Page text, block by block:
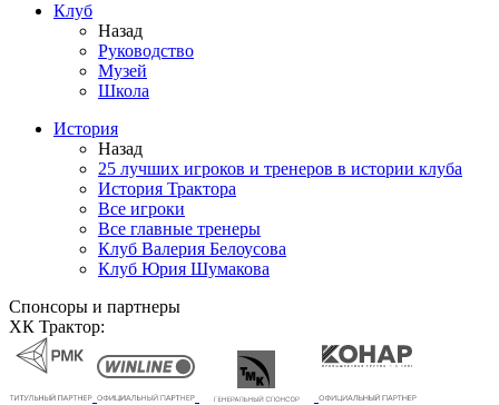
Клуб
Назад
Руководство
Музей
Школа
История
Назад
25 лучших игроков и тренеров в истории клуба
История Трактора
Все игроки
Все главные тренеры
Клуб Валерия Белоусова
Клуб Юрия Шумакова
Спонсоры и партнеры
ХК Трактор: